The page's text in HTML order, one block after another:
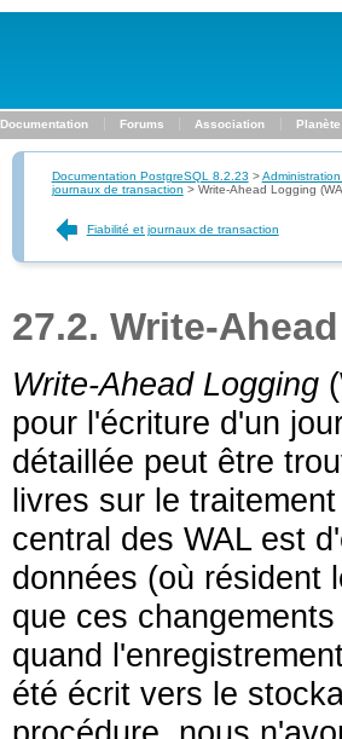
Documentation Forums Association Planète
Documentation PostgreSQL 8.2.23 >
journaux de transaction > Write-Ahead Logging
Fiabilité et journaux de transaction
27.2. Write-
Write-Ahead Logging (
pour l'écriture d'un
détaillée peut être
livres sur le
central des WALest
données (où résident
que ces
quand
été écrit vers le